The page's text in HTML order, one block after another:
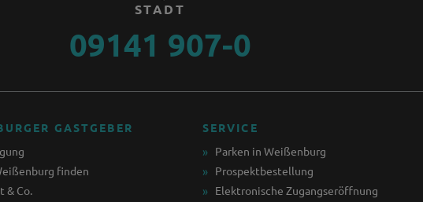
STADT
09141 907-0
GASTGEBER
finden
& Co.
SERVICE
Parken in Weißenburg
Prospektbestellung
Elektronische Zugangseröffnung